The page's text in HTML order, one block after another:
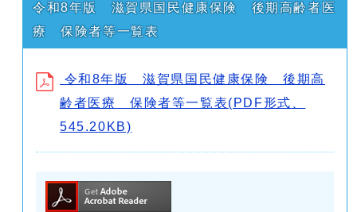
令和8年版 滋賀県国民健康保険 後期高齢者医
療 保険者等一覧表
令和8年版 滋賀県国民健康保険 後期高
齢者医療 保険者等一覧表(PDF形式、
545.20KB)